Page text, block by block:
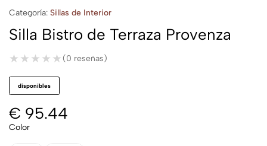
Categoría: Sillas de Interior
Silla Bistro de Terraza Provenza
★★★★★
★★★★★ (0 reseñas)
disponibles
€ 95.44
Color